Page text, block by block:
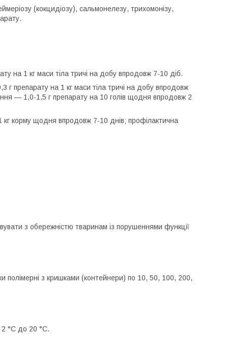
(кокцидіозу), сальмонелезу, трихомонізу,
на 1 кг маси тіла тричі на добу впродовж 7-10 діб.
г препарату на 1 кг маси тіла тричі на добу впродовж
— 1,0-1,5 г препарату на 10 голів щодня впродовж 2
кг корму щодня впродовж 7-10 днів; профілактична
з обережністю тваринам із порушеннями функції
полімерні з кришками (контейнери) по 10, 50, 100, 200,
°C до 20 °C.